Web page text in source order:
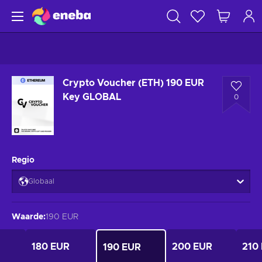
Crypto Voucher (ETH) 190 EUR
Key GLOBAL
0
Regio
Globaal
Waarde:190 EUR
180 EUR 190 EUR 200 EUR 210